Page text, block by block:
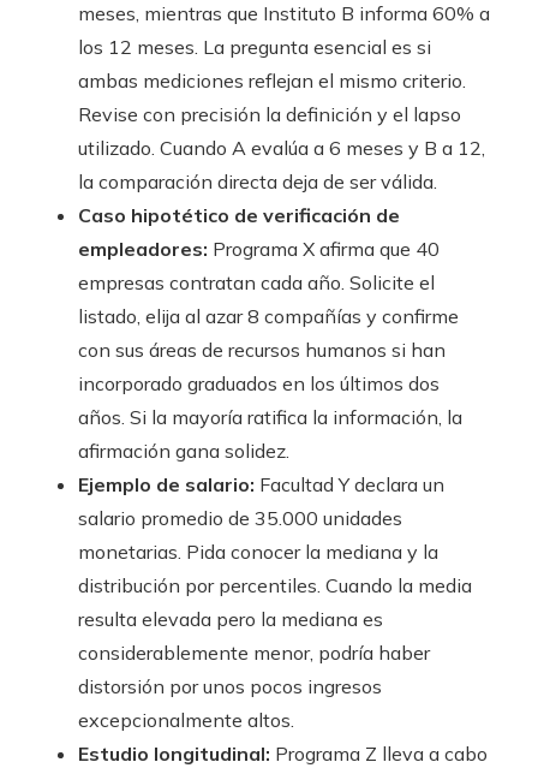
meses, mientras que Instituto B informa 60% a
los 12 meses. La pregunta esencial es si
ambas mediciones reflejan el mismo criterio.
Revise con precisión la definición y el lapso
utilizado. Cuando A evalúa a 6 meses y B a 12,
la comparación directa deja de ser válida.
Caso hipotético de verificación de
empleadores: Programa X afirma que 40
empresas contratan cada año. Solicite el
listado, elija al azar 8 compañías y confirme
con sus áreas de recursos humanos si han
incorporado graduados en los últimos dos
años. Si la mayoría ratifica la información, la
afirmación gana solidez.
Ejemplo de salario: Facultad Y declara un
salario promedio de 35.000 unidades
monetarias. Pida conocer la mediana y la
distribución por percentiles. Cuando la media
resulta elevada pero la mediana es
considerablemente menor, podría haber
distorsión por unos pocos ingresos
excepcionalmente altos.
Estudio longitudinal: Programa Z lleva a cabo